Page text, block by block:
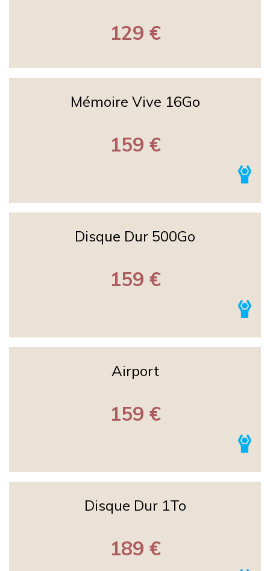
129 €
Mémoire Vive 16Go
159 €
Disque Dur 500Go
159 €
Airport
159 €
Disque Dur 1To
189 €